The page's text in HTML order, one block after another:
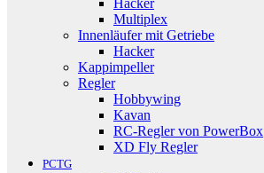
Hacker
Multiplex
Innenläufer mit Getriebe
Hacker
Kappimpeller
Regler
Hobbywing
Kavan
RC-Regler von PowerBox
XD Fly Regler
PCTG